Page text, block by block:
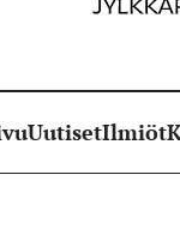
UutisetIlmiöt